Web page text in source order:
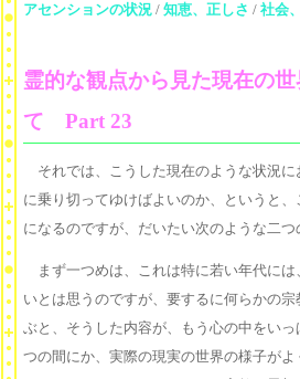
アセンションの状況 / 知恵、正しさ / 社会
霊的な観点から見た現在の
て Part 23
それでは、こうした現在のような状況に
に乗り切ってゆけばよいのか、というと
になるのですが、だいたい次のような二つ
まず一つめは、これは特に若い年代には
いとは思うのですが、要するに何らかの
ぶと、そうした内容が、もう心の中をい
つの間にか、実際の現実の世界の様子が